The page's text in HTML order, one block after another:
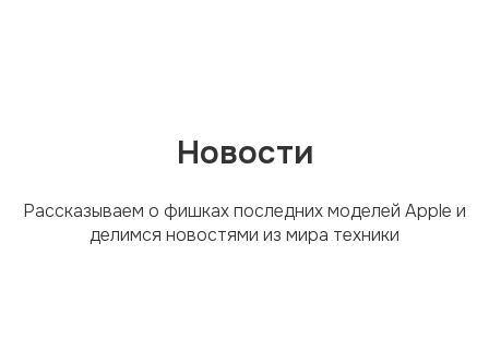
Новости
Рассказываем о фишках последних моделей Apple и
делимся новостями из мира техники